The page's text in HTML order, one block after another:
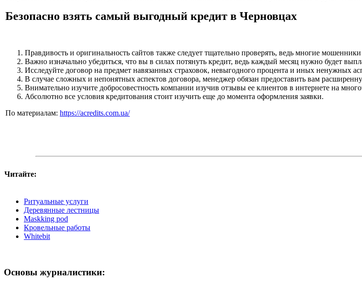
Безопасно взять самый выгодный кредит в Черновцах
Правдивость и оригинальность сайтов также следует тщательно проверять, ведь многие
Важно изначально убедиться, что вы в силах потянуть кредит, ведь каждый месяц нужно будет
Исследуйте договор на предмет навязанных страховок, невыгодного процента и иных ненужных
В случае сложных и непонятных аспектов договора, менеджер обязан предоставить вам
Внимательно изучите добросовестность компании изучив отзывы ее клиентов в интернете на
Абсолютно все условия кредитования стоит изучить еще до момента оформления заявки.
По материалам: https://acredits.com.ua/
Читайте:
Ритуальные услуги
Деревянные лестницы
Maskking pod
Кровельные работы
Whitebit
Основы журналистики: